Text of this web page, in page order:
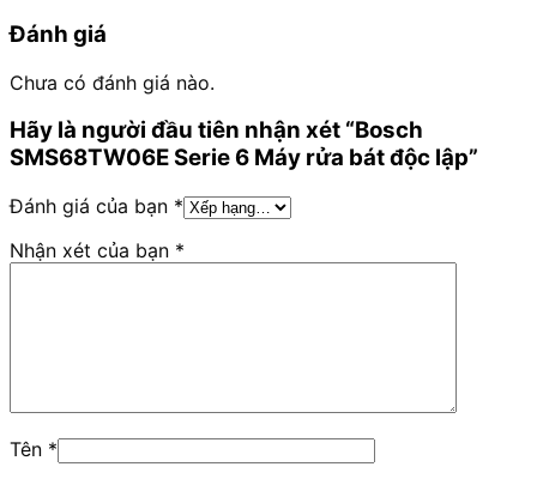
Đánh giá
Chưa có đánh giá nào.
Hãy là người đầu tiên nhận xét “Bosch
SMS68TW06E Serie 6 Máy rửa bát độc lập”
Đánh giá của bạn *
Nhận xét của bạn *
Tên *